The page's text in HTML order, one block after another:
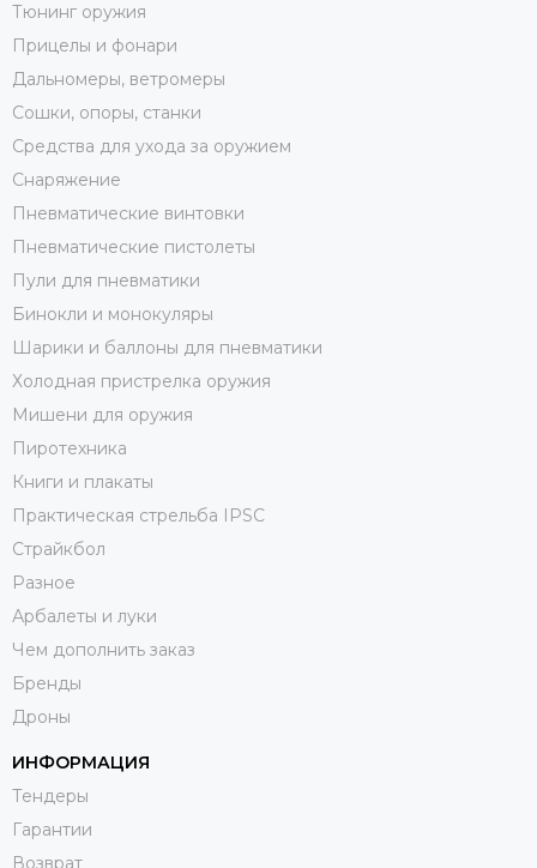
Тюнинг оружия
Прицелы и фонари
Дальномеры, ветромеры
Сошки, опоры, станки
Средства для ухода за оружием
Снаряжение
Пневматические винтовки
Пневматические пистолеты
Пули для пневматики
Бинокли и монокуляры
Шарики и баллоны для пневматики
Холодная пристрелка оружия
Мишени для оружия
Пиротехника
Книги и плакаты
Практическая стрельба IPSC
Страйкбол
Разное
Арбалеты и луки
Чем дополнить заказ
Бренды
Дроны
ИНФОРМАЦИЯ
Тендеры
Гарантии
Возврат